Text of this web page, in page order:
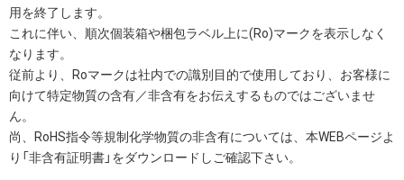
用を終了します。
これに伴い、順次個装箱や梱包ラベル上に(Ro)マークを表示しなく
なります。
従前より、Roマークは社内での識別目的で使用しており、お客様に
向けて特定物質の含有／非含有をお伝えするものではございませ
ん。
尚、RoHS指令等規制化学物質の非含有については、本WEBページよ
り「非含有証明書」をダウンロードしご確認下さい。